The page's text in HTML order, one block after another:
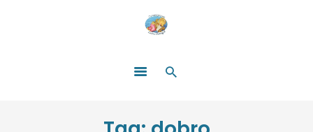
ZOSTAŃ DARCZYŃCĄ!